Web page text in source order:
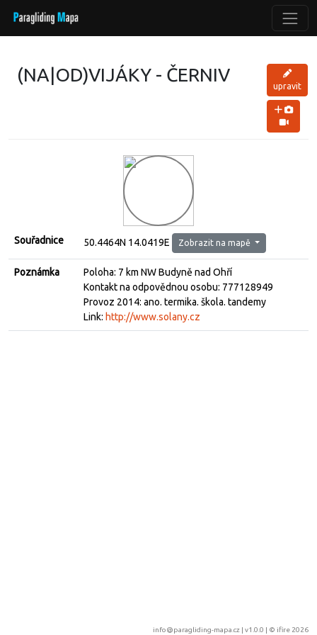
(NA|OD)VIJÁKY - ČERNIV
upravit
Souřadnice 50.4464N 14.0419E Zobrazit na mapě
Poznámka
Poloha: 7 km NW Budyně nad Ohří
Kontakt na odpovědnou osobu: 777128949
Provoz 2014: ano. termika. škola. tandemy
Link: http://www.solany.cz
info@paragliding-mapa.cz | v1.0.0 | © ifire 2026